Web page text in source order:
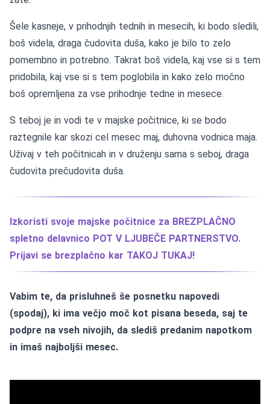
Šele kasneje, v prihodnjih tednih in mesecih, ki bodo sledili,
boš videla, draga čudovita duša, kako je bilo to zelo
pomembno in potrebno. Takrat boš videla, kaj vse si s tem
pridobila, kaj vse si s tem poglobila in kako zelo močno
boš opremljena za vse prihodnje tedne in mesece.
S teboj je in vodi te v majske počitnice, ki se bodo
raztegnile kar skozi cel mesec maj, duhovna vodnica maja.
Uživaj v teh počitnicah in v druženju sama s seboj, draga
čudovita prečudovita duša.
Izkoristi svoje majske počitnice za BREZPLAČNO
spletno delavnico POT V LJUBEČE PARTNERSTVO.
Prijavi se brezplačno kar TAKOJ TUKAJ!
Vabim te, da prisluhneš še posnetku napovedi
(spodaj), ki ima večjo moč kot pisana beseda, saj te
podpre na vseh nivojih, da slediš predanim napotkom
in imaš najboljši mesec.